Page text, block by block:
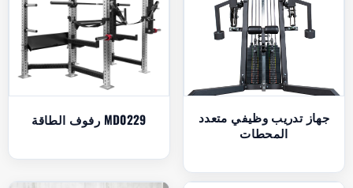
رفوف الطاقة MD0229
جهاز تدريب وظيفي متعدد
المحطات